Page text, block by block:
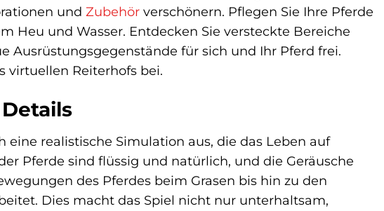
und Zubehör verschönern. Pflegen Sie Ihre Pferde
Heu und Wasser. Entdecken Sie versteckte Bereiche
Ausrüstungsgegenstände für sich und Ihr Pferd frei.
virtuellen Reiterhofs bei.
realistische Simulation aus, die das Leben auf
Pferde sind flüssig und natürlich, und die Geräusche
des Pferdes beim Grasen bis hin zu den
Dies macht das Spiel nicht nur unterhaltsam,